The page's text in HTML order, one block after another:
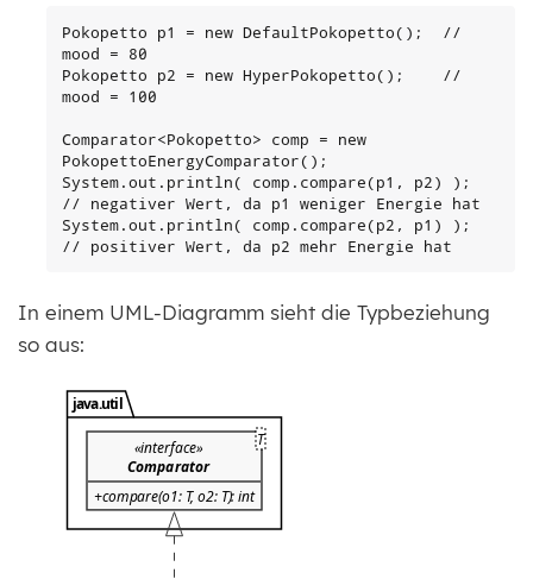
Pokopetto p1 = new DefaultPokopetto();  //
mood = 80
Pokopetto p2 = new HyperPokopetto();    //
mood = 100
Comparator<Pokopetto> comp = new
PokopettoEnergyComparator();
System.out.println( comp.compare(p1, p2) );
// negativer Wert, da p1 weniger Energie hat
System.out.println( comp.compare(p2, p1) );
// positiver Wert, da p2 mehr Energie hat
In einem UML-Diagramm sieht die Typbeziehung
so aus: